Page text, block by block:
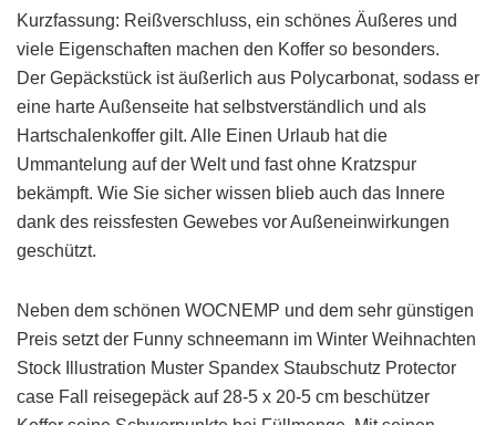
Kurzfassung: Reißverschluss, ein schönes Äußeres und
viele Eigenschaften machen den Koffer so besonders.
Der Gepäckstück ist äußerlich aus Polycarbonat, sodass er
eine harte Außenseite hat selbstverständlich und als
Hartschalenkoffer gilt. Alle Einen Urlaub hat die
Ummantelung auf der Welt und fast ohne Kratzspur
bekämpft. Wie Sie sicher wissen blieb auch das Innere
dank des reissfesten Gewebes vor Außeneinwirkungen
geschützt.
Neben dem schönen WOCNEMP und dem sehr günstigen
Preis setzt der Funny schneemann im Winter Weihnachten
Stock Illustration Muster Spandex Staubschutz Protector
case Fall reisegepäck auf 28-5 x 20-5 cm beschützer